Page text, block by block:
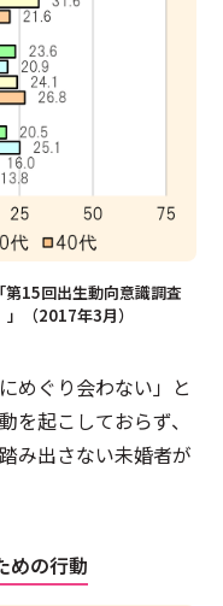
15回出生動向意識調査
」（2017年3月）
めぐり会わない」と
を起こしておらず、
み出さない未婚者が
めの行動